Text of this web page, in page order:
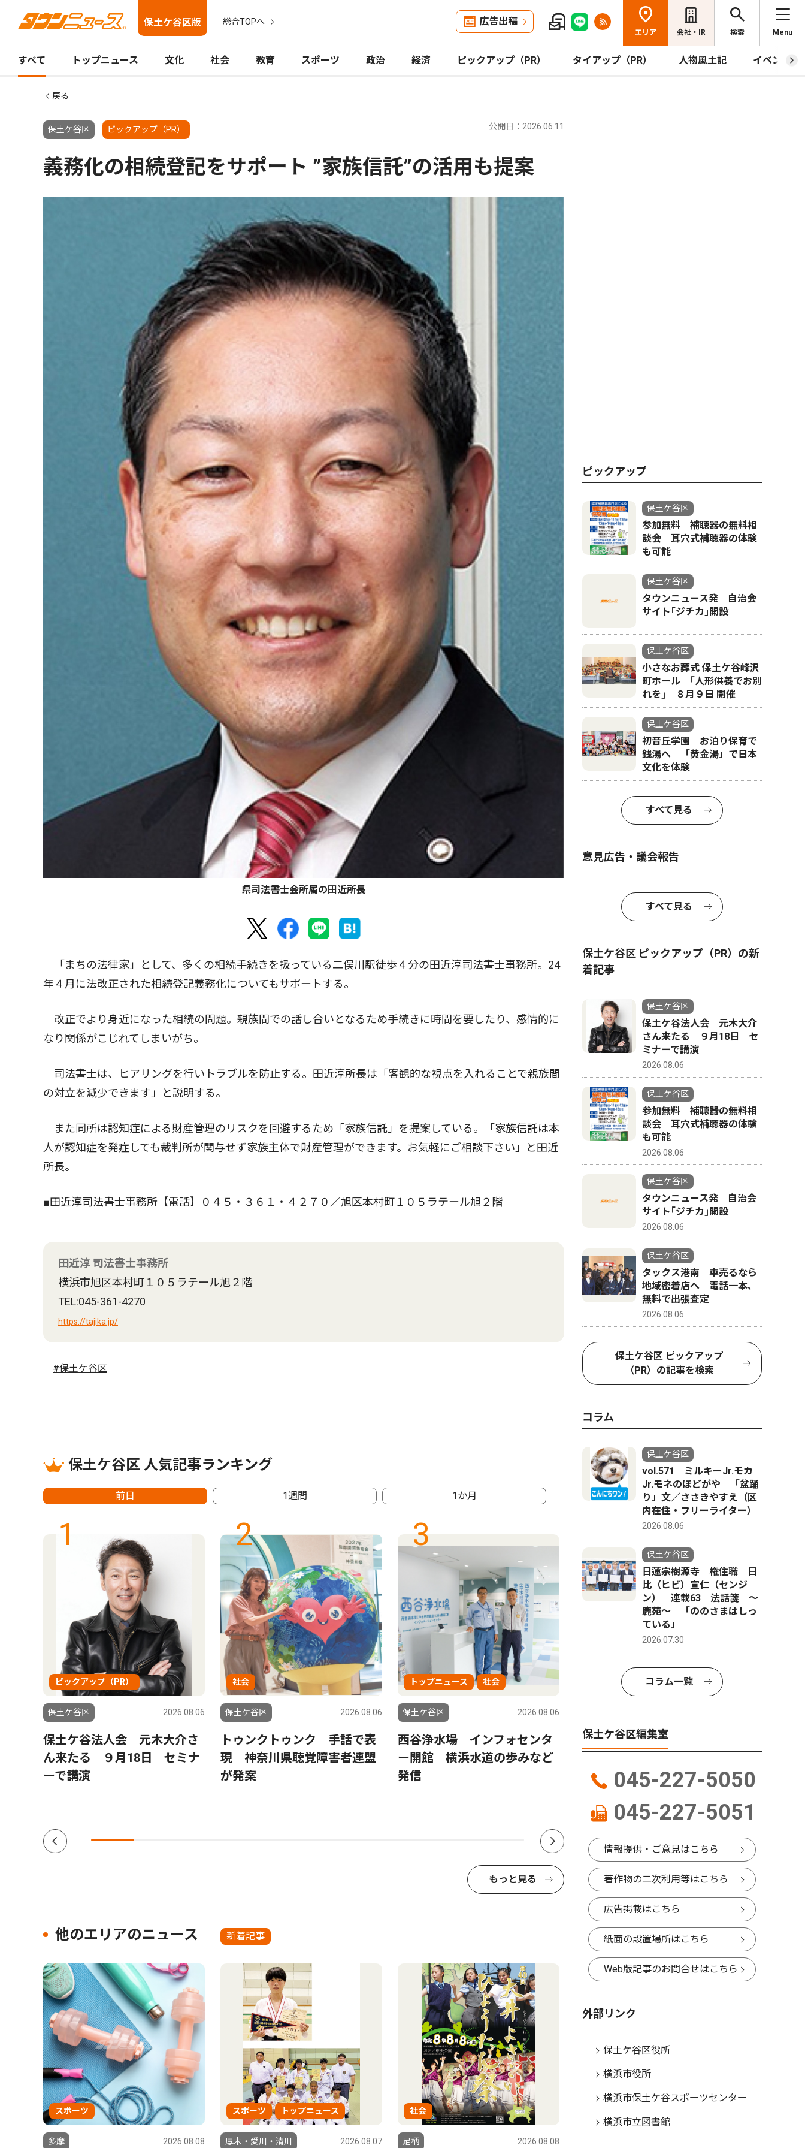
保土ケ谷区版 総合TOPへ 広告出稿
エリア 会社・IR 検索 Menu
すべて トップニュース 文化 社会 教育 スポーツ 政治 経済 ピックアップ（PR） タイアップ（PR） 人物風土記 イベント
戻る
保土ケ谷区 ピックアップ（PR） 公開日：2026.06.11
義務化の相続登記をサポート ”家族信託”の活用も提案
県司法書士会所属の田近所長
「まちの法律家」として、多くの相続手続きを扱っている二俣川駅徒歩４分の田近淳司法書士事務所。24
年４月に法改正された相続登記義務化についてもサポートする。
改正でより身近になった相続の問題。親族間での話し合いとなるため手続きに時間を要したり、感情的に
なり関係がこじれてしまいがち。
司法書士は、ヒアリングを行いトラブルを防止する。田近淳所長は「客観的な視点を入れることで親族間
の対立を減少できます」と説明する。
また同所は認知症による財産管理のリスクを回避するため「家族信託」を提案している。「家族信託は本
人が認知症を発症しても裁判所が関与せず家族主体で財産管理ができます。お気軽にご相談下さい」と田近
所長。
■田近淳司法書士事務所【電話】０４５・３６１・４２７０／旭区本村町１０５ラテール旭２階
田近淳 司法書士事務所
横浜市旭区本村町１０５ラテール旭２階
TEL:045-361-4270
https://tajika.jp/
#保土ケ谷区
保土ケ谷区 人気記事ランキング
前日 1週間 1か月
1
ピックアップ（PR）
保土ケ谷区 2026.08.06
保土ケ谷法人会 元木大介さ
ん来たる ９月18日 セミナ
ーで講演
2
社会
保土ケ谷区 2026.08.06
トゥンクトゥンク 手話で表
現 神奈川県聴覚障害者連盟
が発案
3
トップニュース 社会
保土ケ谷区 2026.08.06
西谷浄水場 インフォセンタ
ー開館 横浜水道の歩みなど
発信
4
ピックアップ（PR）
横浜市ひきこもり総合支援・
ところ？ 最近までセンター
を利用していた方にインタビ
ュー
くで催し
もっと見る
他のエリアのニュース 新着記事
スポーツ
多摩 2026.08.08
スポーツ トップニュース
厚木・愛川・清川 2026.08.07
社会
足柄 2026.08.08
ピックアップ
保土ケ谷区
参加無料 補聴器の無料相
談会 耳穴式補聴器の体験
も可能
保土ケ谷区
タウンニュース発 自治会
サイト｢ジチカ｣開設
保土ケ谷区
小さなお葬式 保土ケ谷峰沢
町ホール ｢人形供養でお別
れを｣ ８月９日 開催
保土ケ谷区
初音丘学園 お泊り保育で
銭湯へ 「黄金湯」で日本
文化を体験
すべて見る
意見広告・議会報告
すべて見る
保土ケ谷区 ピックアップ（PR）の新
着記事
保土ケ谷区
保土ケ谷法人会 元木大介
さん来たる ９月18日 セ
ミナーで講演
2026.08.06
保土ケ谷区
参加無料 補聴器の無料相
談会 耳穴式補聴器の体験
も可能
2026.08.06
保土ケ谷区
タウンニュース発 自治会
サイト｢ジチカ｣開設
2026.08.06
保土ケ谷区
タックス港南 車売るなら
地域密着店へ 電話一本、
無料で出張査定
2026.08.06
保土ケ谷区 ピックアップ
（PR）の記事を検索
コラム
保土ケ谷区
vol.571 ミルキーJr.モカ
Jr.モネのほどがや 「盆踊
り」文／ささきやすえ（区
内在住・フリーライター）
2026.08.06
保土ケ谷区
日蓮宗樹源寺 権住職 日
比（ヒビ）宣仁（センジ
ン） 連載63 法話箋 〜
鹿苑〜 「ののさまはしっ
ている」
2026.07.30
コラム一覧
保土ケ谷区編集室
045-227-5050
045-227-5051
情報提供・ご意見はこちら
著作物の二次利用等はこちら
広告掲載はこちら
紙面の設置場所はこちら
Web版記事のお問合せはこちら
外部リンク
保土ケ谷区役所
横浜市役所
横浜市保土ケ谷スポーツセンター
横浜市立図書館